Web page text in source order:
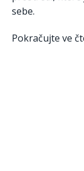
sebe.
Pokračujte ve